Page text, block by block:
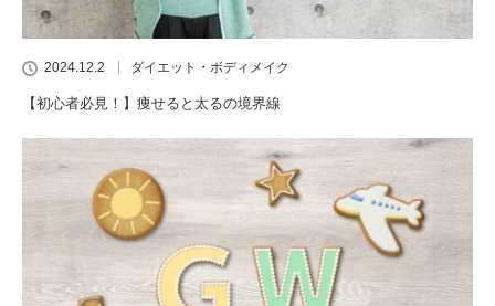
2024.12.2 ダイエット・ボディメイク
【初心者必見！】痩せると太るの境界線